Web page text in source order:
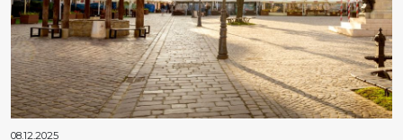
08.12.2025